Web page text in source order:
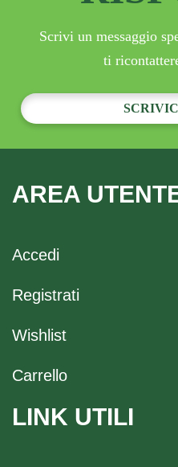
Scrivi un messaggio
ti
AREA
Accedi
Registrati
Wishlist
Carrello
LINK UTILI